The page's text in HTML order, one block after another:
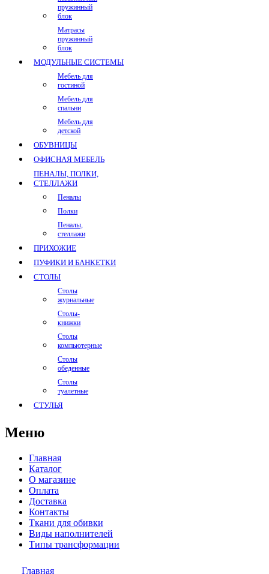
пружинный
блок
Матрасы
пружинный
блок
МОДУЛЬНЫЕ СИСТЕМЫ
Мебель для
гостиной
Мебель для
спальни
Мебель для
детской
ОБУВНИЦЫ
ОФИСНАЯ МЕБЕЛЬ
ПЕНАЛЫ, ПОЛКИ,
СТЕЛЛАЖИ
Пеналы
Полки
Пеналы,
стеллажи
ПРИХОЖИЕ
ПУФИКИ И БАНКЕТКИ
СТОЛЫ
Столы
журнальные
Столы-
книжки
Столы
компьютерные
Столы
обеденные
Столы
туалетные
СТУЛЬЯ
Меню
Главная
Каталог
О магазине
Оплата
Доставка
Контакты
Ткани для обивки
Виды наполнителей
Типы трансформации
Главная